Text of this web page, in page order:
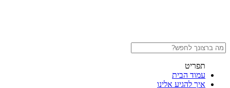
תפריט
עמוד הבית
איך להגיע אלינו